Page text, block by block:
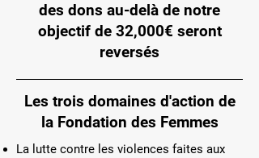
des dons au-delà de notre
objectif de 32,000€ seront
reversés
Les trois domaines d'action de
la Fondation des Femmes
La lutte contre les violences faites aux